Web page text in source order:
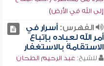
إلى الله في الأرض)
الفهرس:أسرار في
أمر الله لعباده بإتباع
الاستقامة بالاستغفار
للشيخ: عبد الرحيم الطحان